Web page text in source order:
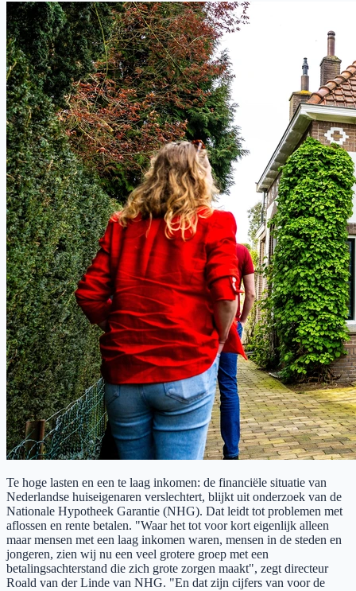
Te hoge lasten en een te laag inkomen: de financiële situatie van
Nederlandse huiseigenaren verslechtert, blijkt uit onderzoek van de
Nationale Hypotheek Garantie (NHG). Dat leidt tot problemen met
aflossen en rente betalen. "Waar het tot voor kort eigenlijk alleen
maar mensen met een laag inkomen waren, mensen in de steden en
jongeren, zien wij nu een veel grotere groep met een
betalingsachterstand die zich grote zorgen maakt", zegt directeur
Roald van der Linde van NHG. "En dat zijn cijfers van voor de